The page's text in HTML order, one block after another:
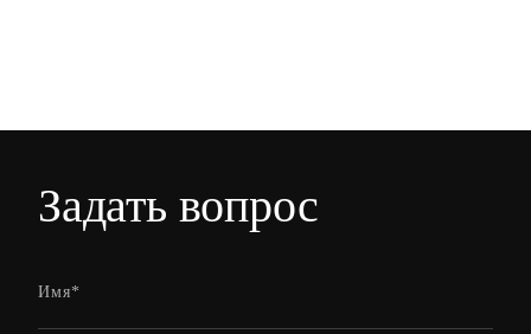
Задать вопрос